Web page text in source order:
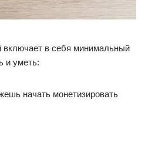
включает в себя минимальный
и уметь:
начать монетизировать